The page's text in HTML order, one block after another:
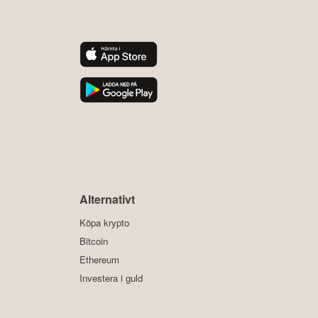
Alternativt
Köpa krypto
Bitcoin
Ethereum
Investera i guld